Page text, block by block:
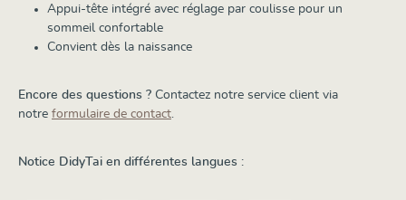
Appui-tête intégré avec réglage par coulisse pour un
sommeil confortable
Convient dès la naissance
Encore des questions ? Contactez notre service client via
notre formulaire de contact.
Notice DidyTai en différentes langues :